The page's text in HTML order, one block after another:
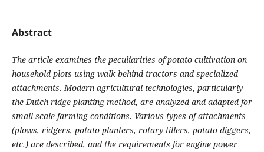
Abstract
The article examines the peculiarities of potato cultivation on
household plots using walk-behind tractors and specialized
attachments. Modern agricultural technologies, particularly
the Dutch ridge planting method, are analyzed and adapted for
small-scale farming conditions. Various types of attachments
(plows, ridgers, potato planters, rotary tillers, potato diggers,
etc.) are described, and the requirements for engine power